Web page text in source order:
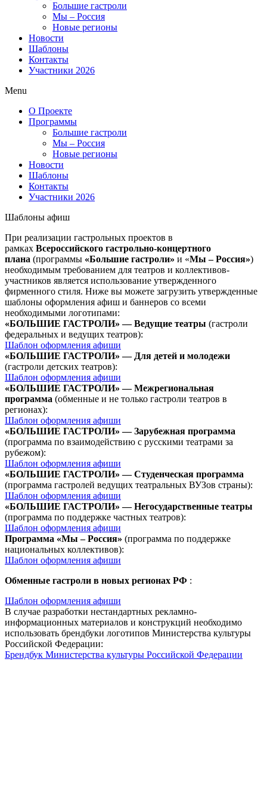
Большие гастроли
Мы – Россия
Новые регионы
Новости
Шаблоны
Контакты
Участники 2026
Menu
О Проекте
Программы
Большие гастроли
Мы – Россия
Новые регионы
Новости
Шаблоны
Контакты
Участники 2026
Шаблоны афиш
При реализации гастрольных проектов в
рамках Всероссийского гастрольно-концертного
плана (программы «Большие гастроли» и «Мы – Россия»)
необходимым требованием для театров и коллективов-
участников является использование утвержденного
фирменного стиля. Ниже вы можете загрузить утвержденные
шаблоны оформления афиш и баннеров со всеми
необходимыми логотипами:
«БОЛЬШИЕ ГАСТРОЛИ» — Ведущие театры (гастроли
федеральных и ведущих театров):
Шаблон оформления афиши
«БОЛЬШИЕ ГАСТРОЛИ» — Для детей и молодежи
(гастроли детских театров):
Шаблон оформления афиши
«БОЛЬШИЕ ГАСТРОЛИ» — Межрегиональная
программа (обменные и не только гастроли театров в
регионах):
Шаблон оформления афиши
«БОЛЬШИЕ ГАСТРОЛИ» — Зарубежная программа
(программа по взаимодействию с русскими театрами за
рубежом):
Шаблон оформления афиши
«БОЛЬШИЕ ГАСТРОЛИ» — Студенческая программа
(программа гастролей ведущих театральных ВУЗов страны):
Шаблон оформления афиши
«БОЛЬШИЕ ГАСТРОЛИ» — Негосударственные театры
(программа по поддержке частных театров):
Шаблон оформления афиши
Программа «Мы – Россия» (программа по поддержке
национальных коллективов):
Шаблон оформления афиши
Обменные гастроли в новых регионах РФ :
Шаблон оформления афиши
В случае разработки нестандартных рекламно-
информационных материалов и конструкций необходимо
использовать брендбуки логотипов Министерства культуры
Российской Федерации:
Брендбук Министерства культуры Российской Федерации